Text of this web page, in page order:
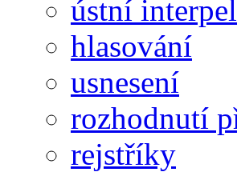
ústní
hlasování
usnesení
rozhodnutí
rejstříky